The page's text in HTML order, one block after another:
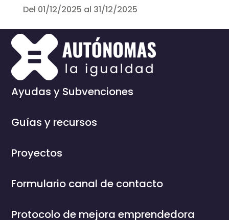
Del 01/12/2025 al 31/12/2025
Ayudas y Subvenciones
Guías y recursos
Proyectos
Formulario canal de contacto
Protocolo de mejora emprendedora